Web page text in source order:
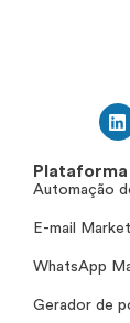
Plataforma
Automação
E-mail
WhatsApp
Gerador de